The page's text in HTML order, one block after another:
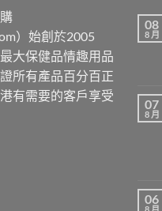
）始創於2005
大保健品情趣用品
所有產品百分百正
有需要的客戶享受
08
8 月
07
8 月
06
8 月